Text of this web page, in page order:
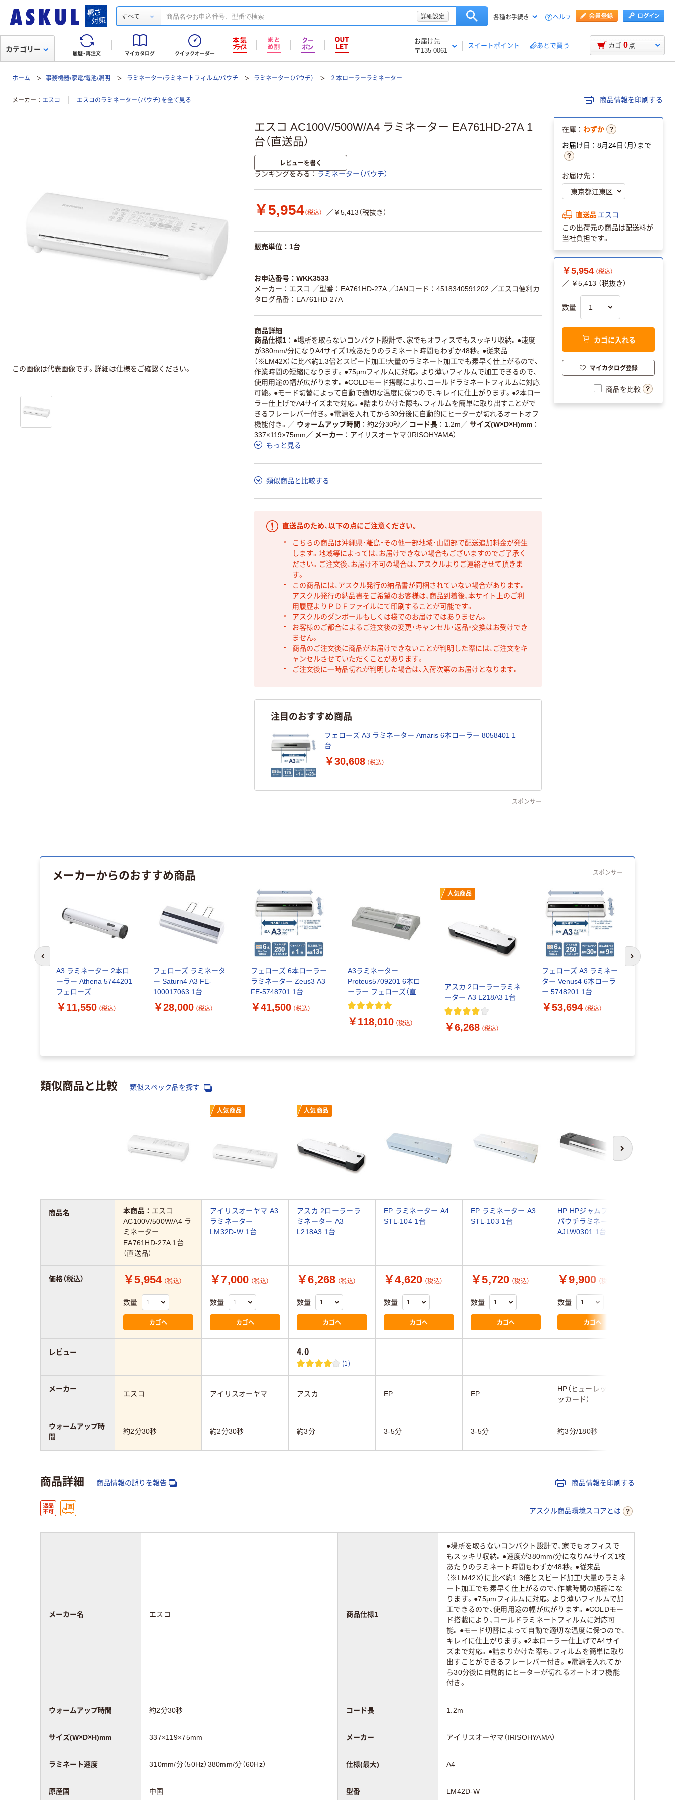
すべて 詳細設定 各種お手続き ヘルプ
履歴・再注文 マイカタログ クイックオーダー
お届け先
〒135-0061
スイートポイント あとで買う
カテゴリー カゴ 0 点
ホーム 事務機器/家電/電池/照明 ラミネーター/ラミネートフィルム/パウチ ラミネーター（パウチ） ２本ローラーラミネーター
メーカー エスコ エスコのラミネーター（パウチ）を全て見る 商品情報を印刷する
エスコ AC100V/500W/A4 ラミネーター EA761HD-27A 1
台（直送品）
レビューを書く
ランキングをみる ラミネーター（パウチ）
￥5,954（税込） ／￥5,413（税抜き）
販売単位：1台
お申込番号：WKK3533
メーカー：エスコ ／型番：EA761HD-27A ／JANコード：4518340591202 ／エスコ便利カ
タログ品番：EA761HD-27A
商品詳細
商品仕様1
●場所を取らないコンパクト設計で、家でもオフィスでもスッキリ収納。●速度
が380mm/分になりA4サイズ1枚あたりのラミネート時間もわずか48秒。●従来品
（※LM42X）に比べ約1.3倍とスピード加工!大量のラミネート加工でも素早く仕上がるので、
作業時間の短縮になります。●75μmフィルムに対応。より薄いフィルムで加工できるので、
使用用途の幅が広がります。●COLDモード搭載により、コールドラミネートフィルムに対応
可能。●モード切替によって自動で適切な温度に保つので、キレイに仕上がります。●2本ロー
ラー仕上げでA4サイズまで対応。●詰まりかけた際も、フィルムを簡単に取り出すことがで
きるフレーレバー付き。●電源を入れてから30分後に自動的にヒーターが切れるオートオフ
機能付き。 ／ ウォームアップ時間 約2分30秒／ コード長 1.2m ／ サイズ(W×D×H)mm
337×119×75mm ／ メーカー
アイリスオーヤマ（IRISOHYAMA）
もっと見る
類似商品と比較する
直送品のため、以下の点にご注意ください。
こちらの商品は沖縄県・離島・その他一部地域・山間部で配送追加料金が発生
します。地域等によっては、お届けできない場合もございますのでご了承く
ださい。ご注文後、お届け不可の場合は、アスクルよりご連絡させて頂きま
す。
この商品には、アスクル発行の納品書が同梱されていない場合があります。
アスクル発行の納品書をご希望のお客様は、商品到着後、本サイト上のご利
用履歴よりＰＤＦファイルにて印刷することが可能です。
アスクルのダンボールもしくは袋でのお届けではありません。
お客様のご都合によるご注文後の変更・キャンセル・返品・交換はお受けでき
ません。
商品のご注文後に商品がお届けできないことが判明した際には、ご注文をキ
ャンセルさせていただくことがあります。
ご注文後に一時品切れが判明した場合は、入荷次第のお届けとなります。
注目のおすすめ商品
フェローズ A3 ラミネーター Amaris 6本ローラー 8058401 1
台
￥30,608 （税込）
スポンサー
この画像は代表画像です。詳細は仕様をご確認ください。
在庫： わずか
お届け日：8月24日（月）まで
お届け先：
直送品 エスコ
この出荷元の商品は配送料が
当社負担です。
￥5,954 （税込）
／ ￥5,413 （税抜き）
数量
カゴに入れる
マイカタログ登録
商品を比較
メーカーからのおすすめ商品 スポンサー
A3 ラミネーター 2本ロ
ーラー Athena 5744201
フェローズ
￥11,550 （税込）
フェローズ ラミネータ
ー Saturn4 A3 FE-
100017063 1台
￥28,000 （税込）
フェローズ 6本ローラー
ラミネーター Zeus3 A3
FE-5748701 1台
￥41,500 （税込）
A3ラミネーター
Proteus5709201 6本ロ
ーラー フェローズ（直送
品）
￥118,010 （税込）
人気商品
アスカ 2ローラーラミネ
ーター A3 L218A3 1台
￥6,268 （税込）
フェローズ A3 ラミネー
ター Venus4 6本ローラ
ー 5748201 1台
￥53,694 （税込）
次のスライド
類似商品と比較 類似スペック品を探す
次へ
人気商品 人気商品
本商品： エスコ
AC100V/500W/A4 ラ
ミネーター
EA761HD-27A 1台
（直送品）
アイリスオーヤマ A3
ラミネーター
LM32D-W 1台
アスカ 2ローラーラ
ミネーター A3
L218A3 1台
EP ラミネーター A4
STL-104 1台
EP ラミネーター A3
STL-103 1台
HP HPジャムフリー
パウチラミネーター
AJLW0301 1台
￥5,954 （税込）
数量
カゴへ
￥7,000 （税込）
数量
カゴへ
￥6,268 （税込）
数量
カゴへ
￥4,620 （税込）
数量
カゴへ
￥5,720 （税込）
数量
カゴへ
￥9,900 （税込）
数量
カゴへ
4.0
(1)
エスコ アイリスオーヤマ アスカ EP EP
HP（ヒューレット・パ
ッカード）
約2分30秒 約2分30秒 約3分 3-5分 3-5分 約3分/180秒
商品名
価格（税込）
レビュー
メーカー
ウォームアップ時
間
商品詳細 商品情報の誤りを報告 商品情報を印刷する
アスクル商品環境スコアとは
メーカー名 エスコ 商品仕様1
●場所を取らないコンパクト設計で、家でもオフィスで
もスッキリ収納。●速度が380mm/分になりA4サイズ1枚
あたりのラミネート時間もわずか48秒。●従来品
（※LM42X）に比べ約1.3倍とスピード加工!大量のラミネ
ート加工でも素早く仕上がるので、作業時間の短縮にな
ります。●75μmフィルムに対応。より薄いフィルムで加
工できるので、使用用途の幅が広がります。●COLDモー
ド搭載により、コールドラミネートフィルムに対応可
能。●モード切替によって自動で適切な温度に保つので、
キレイに仕上がります。●2本ローラー仕上げでA4サイ
ズまで対応。●詰まりかけた際も、フィルムを簡単に取り
出すことができるフレーレバー付き。●電源を入れてか
ら30分後に自動的にヒーターが切れるオートオフ機能
付き。
ウォームアップ時間 約2分30秒 コード長 1.2m
サイズ(W×D×H)mm 337×119×75mm メーカー アイリスオーヤマ（IRISOHYAMA）
ラミネート速度 310mm/分（50Hz）380mm/分（60Hz） 仕様(最大) A4
原産国 中国 型番 LM42D-W